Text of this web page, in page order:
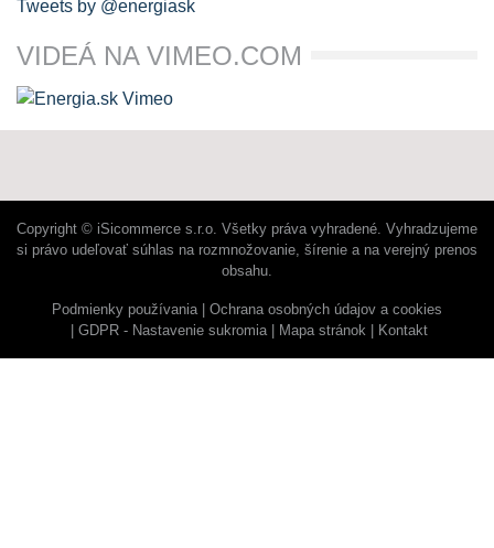
Tweets by @energiask
VIDEÁ NA VIMEO.COM
Copyright © iSicommerce s.r.o. Všetky práva vyhradené. Vyhradzujeme
si právo udeľovať súhlas na rozmnožovanie, šírenie a na verejný prenos
obsahu.
Podmienky používania
Ochrana osobných údajov a cookies
GDPR - Nastavenie sukromia
Mapa stránok Kontakt